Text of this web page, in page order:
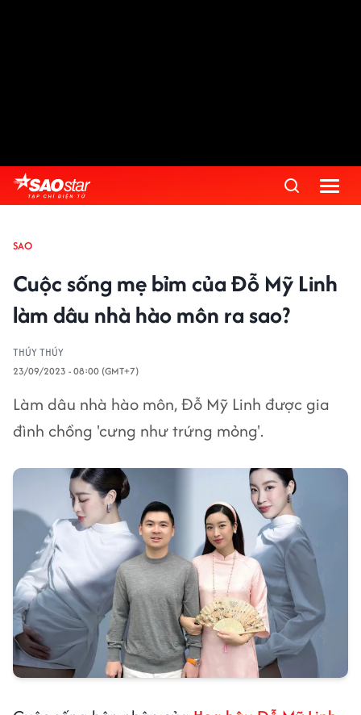
SAO
Cuộc sống mẹ bỉm của Đỗ Mỹ Linh
làm dâu nhà hào môn ra sao?
THÚY THÚY
23/09/2023 - 08:00 (GMT+7)
Làm dâu nhà hào môn, Đỗ Mỹ Linh được gia
đình chồng 'cưng như trứng mỏng'.